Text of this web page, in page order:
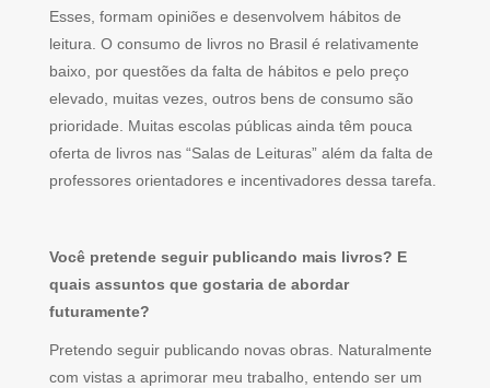
Esses, formam opiniões e desenvolvem hábitos de
leitura. O consumo de livros no Brasil é relativamente
baixo, por questões da falta de hábitos e pelo preço
elevado, muitas vezes, outros bens de consumo são
prioridade. Muitas escolas públicas ainda têm pouca
oferta de livros nas “Salas de Leituras” além da falta de
professores orientadores e incentivadores dessa tarefa.
Você pretende seguir publicando mais livros? E
quais assuntos que gostaria de abordar
futuramente?
Pretendo seguir publicando novas obras. Naturalmente
com vistas a aprimorar meu trabalho, entendo ser um